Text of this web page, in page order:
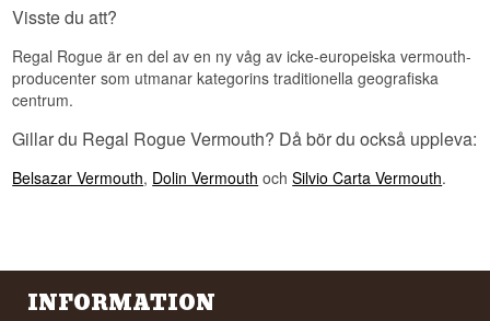
Visste du att?
Regal Rogue är en del av en ny våg av icke-europeiska vermouth-
producenter som utmanar kategorins traditionella geografiska
centrum.
Gillar du Regal Rogue Vermouth? Då bör du också uppleva:
Belsazar Vermouth, Dolin Vermouth ochSilvio Carta Vermouth.
INFORMATION